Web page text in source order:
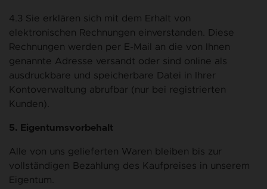
4.3 Sie erklären sich mit dem Erhalt von
elektronischen Rechnungen einverstanden. Diese
Rechnungen werden per E-Mail an die von Ihnen
genannte Adresse versandt oder sind online als
ausdruckbare und speicherbare Datei in Ihrer
Kontoverwaltung abrufbar (nur bei registrierten
Kunden).
5. Eigentumsvorbehalt
Alle von uns gelieferten Waren bleiben bis zur
vollständigen Bezahlung des Kaufpreises in unserem
Eigentum.